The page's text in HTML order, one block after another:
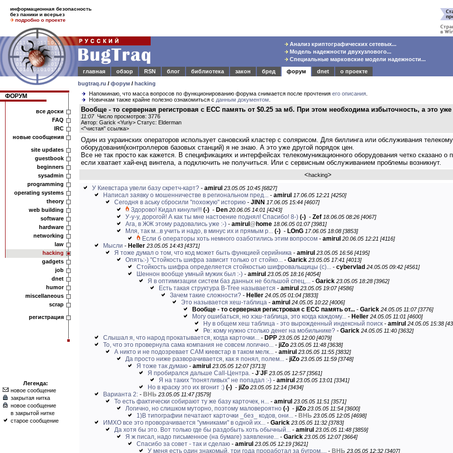
информационная безопасность
без паники и всерьез
подробно о проекте
Анализ криптографических сетевых...
Модель надежности двухузлового...
Специальные марковские модели надежности...
главная
обзор RSN блог библиотека закон бред форум dnet
о проекте
bugtraq.ru / форум / hacking
ФОРУМ
все доски
FAQ
IRC
новые сообщения
site updates
guestbook
beginners
sysadmin
programming
operating systems
theory
web building
software
hardware
networking
law
hacking
gadgets
job
dnet
humor
miscellaneous
scrap
регистрация
Легенда:
новое сообщение
закрытая нитка
новое сообщение
в закрытой нитке
старое сообщение
Напоминаю, что масса вопросов по функционированию форума снимается после прочтения его описания
Новичкам также крайне полезно ознакомиться с данным документом
Вообще - то серверная регистровая с ЕСС память от $0.25 за мб. При этом необходима избыточность, а это уже
11:07Число просмотров: 3776
Автор: Garick <Yuriy> Статус: Elderman
<"чистая" ссылка>
Один из украинских операторов использует сановский кластер с солярисом. Для биллинга или обслуживания
оборудования(контроллеров базовых станций) я не знаю. А это уже другой порядок цен.
Все не так просто как кажется. В спецификациях и интерфейсах телекомуникационного оборудования четко сказано
если хватает хай-енд винтела, а подключить не получиться. Или с сервисным обслуживанием проблемы возникнут.
<hacking>
У Киевстара увели базу скретч-карт? - amirul 23.05.05 10:45 [6827]
Написал заявку о мошенничестве в региональном пред... - amirul 17.06.05 12:21 [4250]
Сегодня в аську сбросили "похожую" историю - JINN 17.06.05 15:44 [4607]
Здорово! Кидал кинули!!! (-) - Den 20.06.05 14:01 [4243]
У-у-у, дорогой! А как ты мне настоение поднял! Спасибо! 8-) (-) - Zef 18.06.05 08:26 [4067]
Ага, в ЖЖ этому радовались уже :-) - amirul @ home 18.06.05 01:07 [3981]
Мля, так м...в учить и надо, в минус их и прямым р... (-) - LOnG 17.06.05 18:08 [3853]
Если б операторы хоть немного озаботились этим вопросом - amirul 20.06.05 12:21 [4116]
Мысли - Heller 23.05.05 14:43 [4371]
Я тоже думал о том, что код может быть функцией серийника - amirul 23.05.05 16:56 [4195]
Опять:-) "Стойкость шифра зависит только от стойко... - Garick 23.05.05 17:41 [4013]
Стойкость шифра определяется стойкостью шифровальщицы (с)... - cybervlad 24.05.05 09:42 [4561]
Шеннон вообще умный мужик был :-) - amirul 23.05.05 18:16 [4054]
Я в оптимизации систем баз данных не большой спец,... - Garick 23.05.05 18:28 [3962]
Есть такая структура B-Tree называется - amirul 23.05.05 19:07 [4586]
Зачем такие сложности? - Heller 24.05.05 01:04 [3833]
Это называется хеш-таблица - amirul 24.05.05 10:22 [4006]
Вообще - то серверная регистровая с ЕСС память от... - Garick 24.05.05 11:07 [3776]
Могу ошибаться, но хэш-таблица, это когда каждому... - Heller 24.05.05 11:01 [4600]
Ну в общем хеш таблица - это вырожденный индексный поиск - amirul 24.05.05 15:38
Ре: кому нужно столько денег на мобильнике? - Garick 24.05.05 11:40 [3632]
Слышал я, что народ прокатывается, когда карточки... - DPP 23.05.05 12:00 [4079]
То, что это провернула сама компания не совсем логично... - jiZo 23.05.05 11:48 [3638]
А никто и не подозревает САМ киевстар в таком мелк... - amirul 23.05.05 11:55 [3832]
Да просто ниже разворачивается, как я понял, полем... - jiZo 23.05.05 11:59 [3748]
Я тоже так думаю - amirul 23.05.05 12:07 [3713]
Я пробирался дальше Call-Центра. - J'JF 23.05.05 12:57 [3561]
Я на таких "понятливых" не попадал :-) - amirul 23.05.05 13:01 [3341]
Но в краску это их вгонит :) (-) - jiZo 23.05.05 12:14 [3434]
Варианта 2: - ВНЬ 23.05.05 11:47 [3579]
То есть фактически собирают ту же базу карточек, н... - amirul 23.05.05 11:51 [3571]
Логично, но слишком муторно, поэтому маловероятно (-) - jiZo 23.05.05 11:54 [3600]
1)В типографии печатают карточки _без_ кодов, они... - ВНЬ 23.05.05 12:05 [4698]
ИМХО все это проворачивается "умниками" в одной их... - Garick 23.05.05 11:32 [3783]
Да хотя бы это. Вот только где бы раздобыть хоть обычный... - amirul 23.05.05 11:48 [3859]
Я ж писал, надо письменное (на бумаге) заявление... - Garick 23.05.05 12:07 [3664]
Спасибо за совет - так и сделаю - amirul 23.05.05 12:19 [3621]
У меня есть один знакомый, три года проработал за бугром,... - ВНЬ 23.05.05 12:32 [3407]